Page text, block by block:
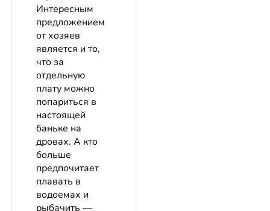
Интересным
предложением
от хозяев
является и то,
что за
отдельную
плату можно
попариться в
настоящей
баньке на
дровах. А кто
больше
предпочитает
плавать в
водоемах и
рыбачить —